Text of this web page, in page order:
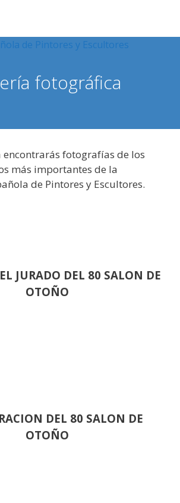
fotográfica
encontrarás fotografías de los
más importantes de la
de Pintores y Escultores.
JURADO DEL 80 SALON DE
OTOÑO
DEL 80 SALON DE
OTOÑO